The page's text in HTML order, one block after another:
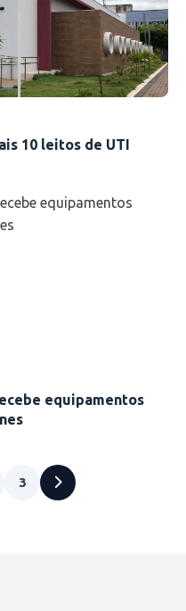
10 leitos de UTI
equipamentos
3